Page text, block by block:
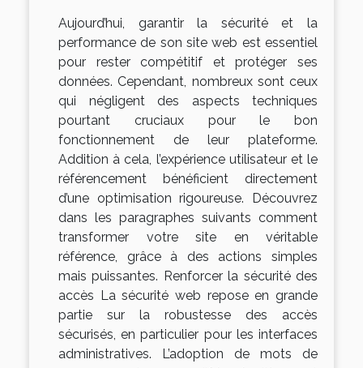
Aujourd’hui, garantir la sécurité et la
performance de son site web est essentiel
pour rester compétitif et protéger ses
données. Cependant, nombreux sont ceux
qui négligent des aspects techniques
pourtant cruciaux pour le bon
fonctionnement de leur plateforme.
Addition à cela, l’expérience utilisateur et le
référencement bénéficient directement
d’une optimisation rigoureuse. Découvrez
dans les paragraphes suivants comment
transformer votre site en véritable
référence, grâce à des actions simples
mais puissantes. Renforcer la sécurité des
accès La sécurité web repose en grande
partie sur la robustesse des accès
sécurisés, en particulier pour les interfaces
administratives. L’adoption de mots de